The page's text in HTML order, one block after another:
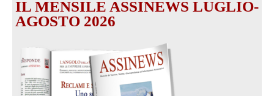
IL MENSILE ASSINEWS LUGLIO-
AGOSTO 2026